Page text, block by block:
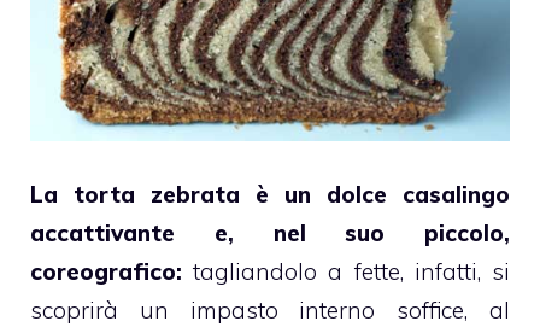
La torta zebrata è un dolce casalingo
accattivante e, nel suo piccolo,
coreografico:tagliandolo a fette, infatti, si
scoprirà un impasto interno soffice, al